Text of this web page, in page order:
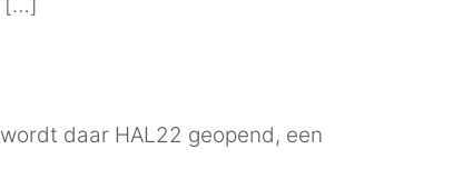
daar HAL22 geopend, een